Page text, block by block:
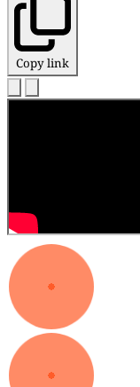
Copy link